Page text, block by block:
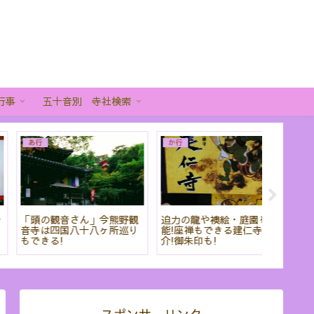
事 五十音別 寺社検索
さ行
院門跡 紅葉の庭園と
ずかな佇まいをしっとり
感じる時間
あ行
弥生3月の京都で梅を観る
ならここ! おすすめのスポ
ット5選を紹介